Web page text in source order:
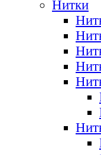
Нитки